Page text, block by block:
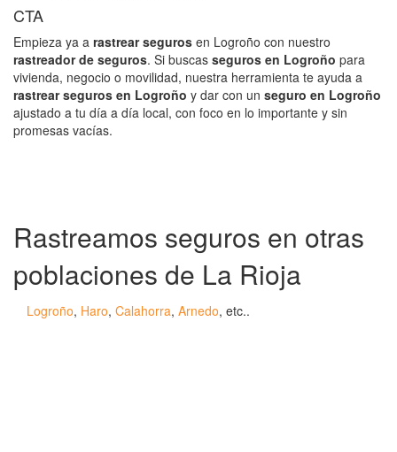
CTA
Empieza ya a rastrear seguros en Logroño con nuestro
rastreador de seguros. Si buscas seguros en Logroño para
vivienda, negocio o movilidad, nuestra herramienta te ayuda a
rastrear seguros en Logroño y dar con un seguro en Logroño
ajustado a tu día a día local, con foco en lo importante y sin
promesas vacías.
Rastreamos seguros en otras
poblaciones de La Rioja
Logroño, Haro, Calahorra, Arnedo, etc..